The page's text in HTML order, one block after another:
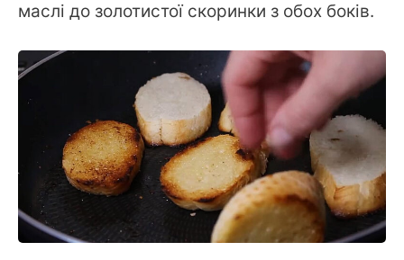
маслі до золотистої скоринки з обох боків.